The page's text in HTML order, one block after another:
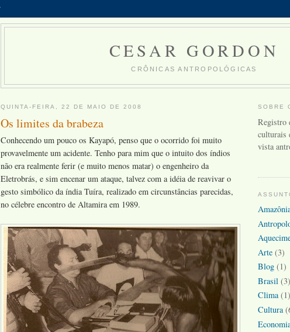
CESAR GORDON
CRÔNICAS ANTROPOLÓGICAS
QUINTA-FEIRA, 22 DE MAIO DE 2008
Os limites da brabeza
Conhecendo um pouco os Kayapó, penso que o ocorrido foi muito
provavelmente um acidente. Tenho para mim que o intuito dos índios
não era realmente ferir (e muito menos matar) o engenheiro da
Eletrobrás, e sim encenar um ataque, talvez com a idéia de reavivar o
gesto simbólico da índia Tuíra, realizado em circunstâncias parecidas,
no célebre encontro de Altamira em 1989.
SOBRE
Registro
culturais
vista
Arte (3)
Blog (1)
Brasil (3)
Clima (1)
Cultura